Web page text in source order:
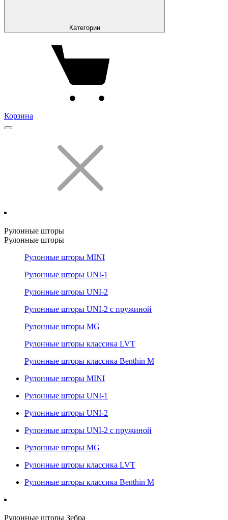
Категории
Корзина
Рулонные шторы
Рулонные шторы
Рулонные шторы MINI
Рулонные шторы UNI-1
Рулонные шторы UNI-2
Рулонные шторы UNI-2 с пружиной
Рулонные шторы MG
Рулонные шторы классика LVT
Рулонные шторы классика Benthin M
Рулонные шторы MINI
Рулонные шторы UNI-1
Рулонные шторы UNI-2
Рулонные шторы UNI-2 с пружиной
Рулонные шторы MG
Рулонные шторы классика LVT
Рулонные шторы классика Benthin M
Рулонные шторы Зебра